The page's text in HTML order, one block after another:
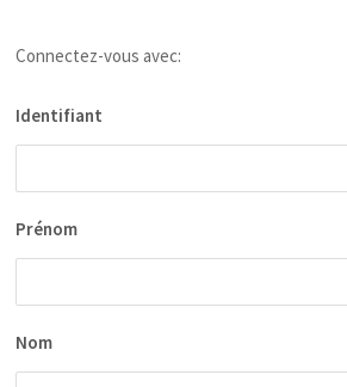
Connectez-vous avec:
Identifiant
Prénom
Nom